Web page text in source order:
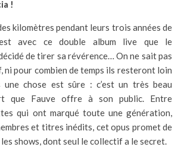
!
kilomètres pendant leurs trois années de
avec ce double album live que le
de tirer sa révérence… On ne sait pas
ni pour combien de temps ils resteront loin
une chose est sûre : c’est un très beau
que Fauve offre à son public. Entre
qui ont marqué toute une génération,
et titres inédits, cet opus promet de
shows, dont seul le collectif a le secret.